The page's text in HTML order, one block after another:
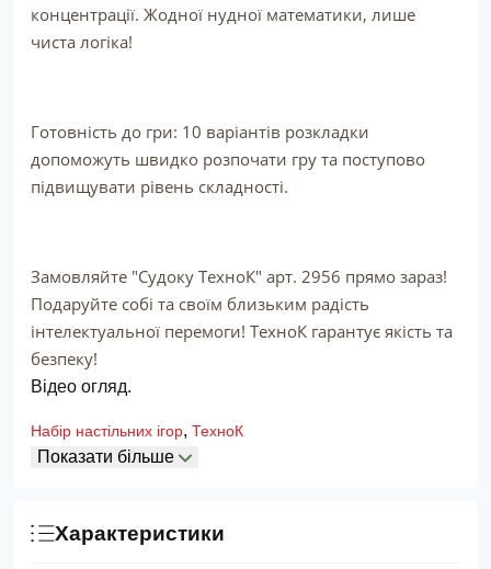
концентрації. Жодної нудної математики, лише
чиста логіка!
Готовність до гри: 10 варіантів розкладки
допоможуть швидко розпочати гру та поступово
підвищувати рівень складності.
Замовляйте "Судоку ТехноК" арт. 2956 прямо зараз!
Подаруйте собі та своїм близьким радість
інтелектуальної перемоги! ТехноК гарантує якість та
безпеку!
Відео огляд.
Набір настільних ігор, ТехноК
Показати більше
Характеристики